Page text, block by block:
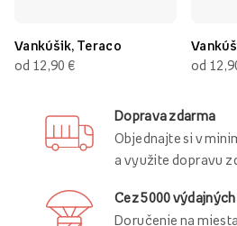
Vankúšik, Teraco
od 12,90 €
od
Doprava zdarma
Objednajte si v
a využite dopravu
Cez 5000
Doručenie na